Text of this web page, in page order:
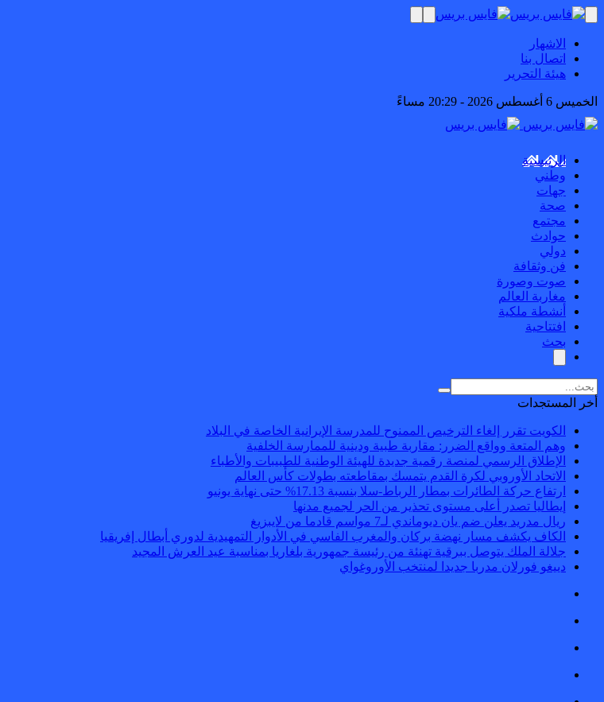
الاشهار
اتصال بنا
هيئة التحرير
الخميس 6 أغسطس 2026 - 20:29 مساءً
الرئيسية
وطني
جهات
صحة
مجتمع
حوادث
دولي
فن وثقافة
صوت وصورة
مغاربة العالم
أنشطة ملكية
افتتاحية
بحث
أخر المستجدات
الكويت تقرر إلغاء الترخيص الممنوح للمدرسة الإيرانية الخاصة في البلاد
وهم المتعة وواقع الضرر: مقاربة طبية ودينية للممارسة الخلفية
الإطلاق الرسمي لمنصة رقمية جديدة للهيئة الوطنية للطبيبات والأطباء
الاتحاد الأوروبي لكرة القدم يتمسك بمقاطعته بطولات كأس العالم
ارتفاع حركة الطائرات بمطار الرباط-سلا بنسبة 17.13% حتى نهاية يونيو
إيطاليا تصدر أعلى مستوى تحذير من الحر لجميع مدنها
ريال مدريد يعلن ضم يان ديوماندي لـ7 مواسم قادما من لايبزيغ
الكاف يكشف مسار نهضة بركان والمغرب الفاسي في الأدوار التمهيدية لدوري أبطال إفريقيا
جلالة الملك يتوصل ببرقية تهنئة من رئيسة جمهورية بلغاريا بمناسبة عيد العرش المجيد
دييغو فورلان مدربا جديدا لمنتخب الأوروغواي